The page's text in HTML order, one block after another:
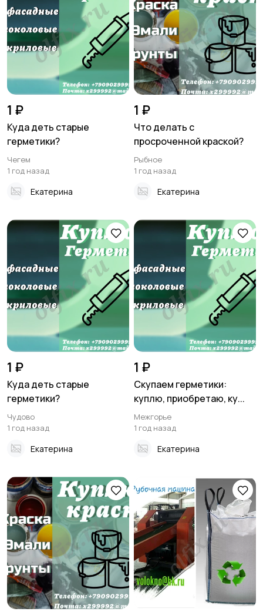
1 ₽
Куда деть старые
герметики?
Чегем
1 год назад
Екатерина
1 ₽
Что делать с
просроченной краской?
Рыбное
1 год назад
Екатерина
1 ₽
Куда деть старые
герметики?
Чудово
1 год назад
Екатерина
1 ₽
Скупаем герметики:
куплю, приобретаю, ку...
Межгорье
1 год назад
Екатерина